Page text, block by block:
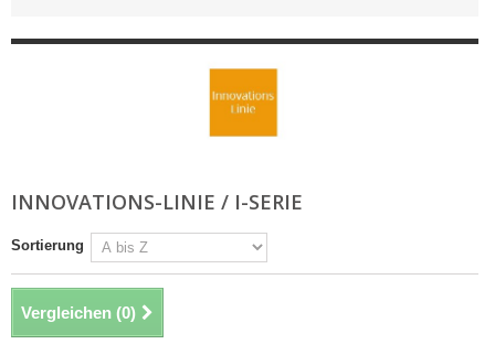
INNOVATIONS-LINIE / I-SERIE
Sortierung
Vergleichen (0)